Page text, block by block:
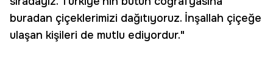
buradan çiçeklerimizi dağıtıyoruz. İnşallah çiçeğe
ulaşan kişileri de mutlu ediyordur."